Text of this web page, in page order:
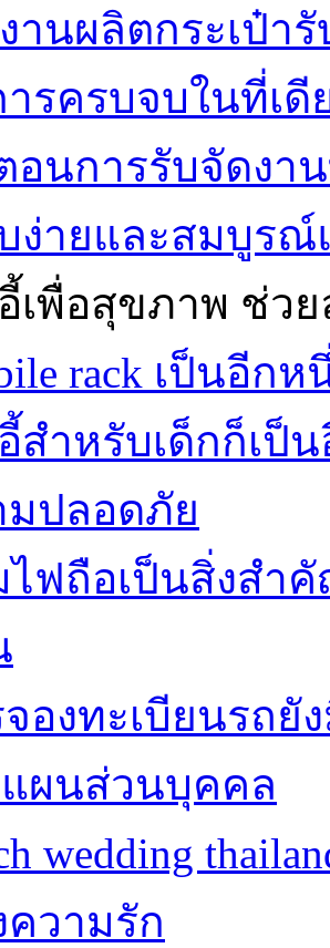
านผลิตกระเป๋า
รครบจบในที่เดี
อนการรับจัดงา
บง่ายและสมบูร
เพื่อสุขภาพ ช่วย
rack เป็นอีก
สำหรับเด็กก็เป็
มปลอดภัย
ฟถือเป็นสิ่งสำ
จองทะเบียนรถ
แผนส่วนบุคคล
wedding
ความรัก